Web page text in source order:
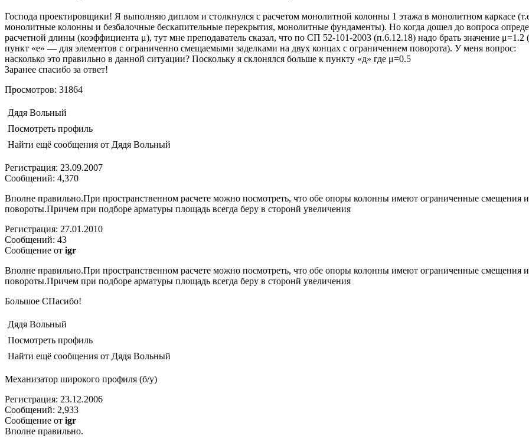
Господа проектировщики! Я выполняю диплом и столкнулся с расчетом монолитной колонны 1 этажа в монолитном каркасе
монолитные колонны и безбалочные бескапительные перекрытия, монолитные фундаменты). Но когда дошел до вопроса
расчетной длины (коэффициента μ), тут мне преподаватель сказал, что по СП 52-101-2003 (п.6.12.18) надо брать значение μ=1.2
пункт «е» — для элементов с ограниченно смещаемыми заделками на двух концах с ограничением поворота). У меня вопрос:
насколько это правильно в данной ситуации? Поскольку я склонялся больше к пункту «д» где μ=0.5
Заранее спасибо за ответ!
Просмотров: 31864
Дядя Вольный
Посмотреть профиль
Найти ещё сообщения от Дядя Вольный
Регистрация: 23.09.2007
Сообщений: 4,370
Вполне правильно.При пространственном расчете можно посмотреть, что обе опоры колонны имеют ограниченные смещения и
повороты.Причем при подборе арматуры площадь всегда беру в сторонй увеличения
Регистрация: 27.01.2010
Сообщений: 43
Сообщение от igr
Вполне правильно.При пространственном расчете можно посмотреть, что обе опоры колонны имеют ограниченные смещения и
повороты.Причем при подборе арматуры площадь всегда беру в сторонй увеличения
Большое СПасибо!
Дядя Вольный
Посмотреть профиль
Найти ещё сообщения от Дядя Вольный
Механизатор широкого профиля (б/у)
Регистрация: 23.12.2006
Сообщений: 2,933
Сообщение от igr
Вполне правильно.